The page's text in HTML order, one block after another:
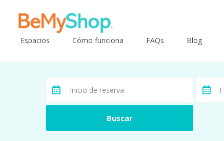
Espacios Cómo funciona FAQs Blog